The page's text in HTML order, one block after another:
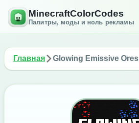
MinecraftColorCodes
Палитры, моды и ноль рекламы
Главная Glowing Emissive Ores